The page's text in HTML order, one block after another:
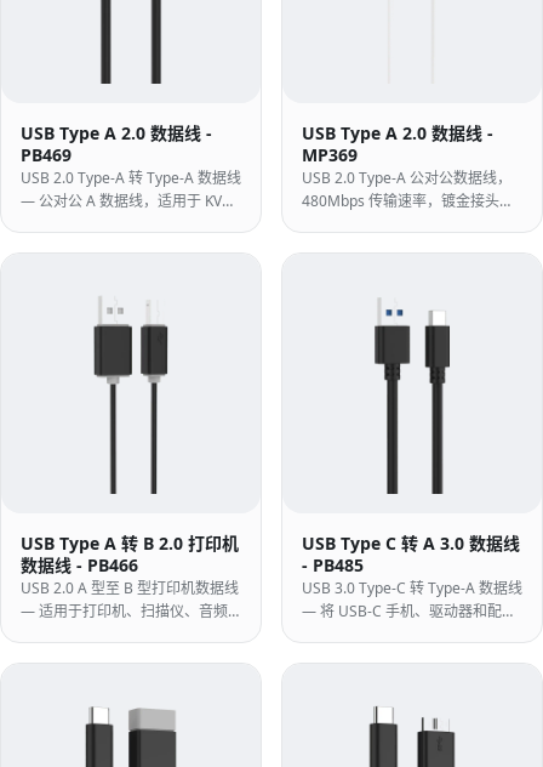
USB Type A 2.0 数据线 -
PB469
USB 2.0 Type-A 转 Type-A 数据线
— 公对公 A 数据线，适用于 KVM
A 链路的传统设备。
USB Type A 2.0 数据线 -
MP369
USB 2.0 Type-A 公对公数据线，
480Mbps 传输速率，镀金接头，
热底座与 USB 切换器。
USB Type A 转 B 2.0 打印机
数据线 - PB466
USB 2.0 A 型至 B 型打印机数据线
— 适用于打印机、扫描仪、音频
线，采用模压 PVC 结构。
USB Type C 转 A 3.0 数据线
- PB485
USB 3.0 Type-C 转 Type-A 数据线
— 将 USB-C 手机、驱动器和配件
电器和汽车系统仍然配备的 USB-